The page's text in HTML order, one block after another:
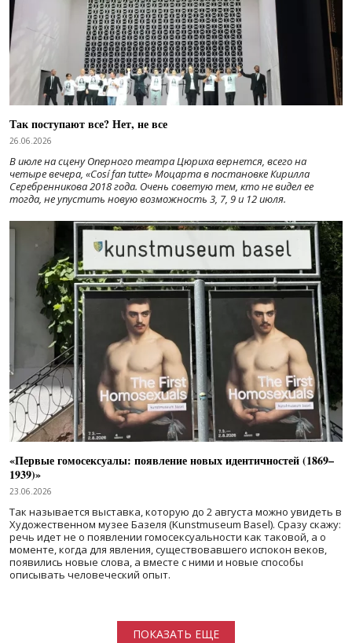
Так поступают все? Нет, не все
26.06.2026
В июле на сцену Оперного театра Цюриха вернется, всего на
четыре вечера, «Cosí fan tutte» Моцарта в постановке Кирилла
Серебренникова 2018 года. Очень советую тем, кто не видел ее
тогда, не упустить новую возможность 3, 7, 9 и 12 июля.
«Первые гомосексуалы: появление новых идентичностей (1869–
1939)»
23.06.2026
Так называется выставка, которую до 2 августа можно увидеть в
Художественном музее Базеля (Kunstmuseum Basel). Сразу скажу:
речь идет не о появлении гомосексуальности как таковой, а о
моменте, когда для явления, существовавшего испокон веков,
появились новые слова, а вместе с ними и новые способы
описывать человеческий опыт.
ПОКАЗАТЬ ЕЩЕ